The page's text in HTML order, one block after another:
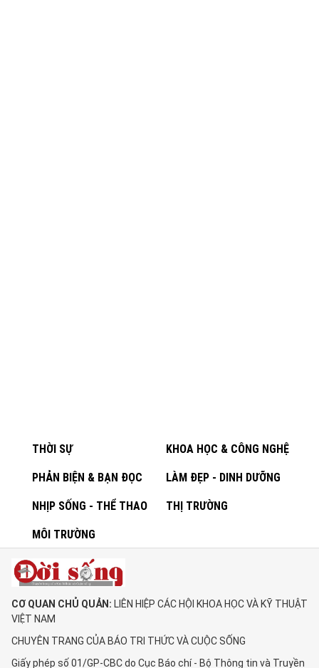
THỜI SỰ KHOA HỌC & CÔNG NGHỆ
PHẢN BIỆN & BẠN ĐỌC LÀM ĐẸP - DINH DƯỠNG
NHỊP SỐNG - THỂ THAO THỊ TRƯỜNG
MÔI TRƯỜNG
CƠ QUAN CHỦ QUẢN: LIÊN HIỆP CÁC HỘI KHOA HỌC VÀ KỸ THUẬT
VIỆT NAM
CHUYÊN TRANG CỦA BÁO TRI THỨC VÀ CUỘC SỐNG
Giấy phép số 01/GP-CBC do Cục Báo chí - Bộ Thông tin và Truyền